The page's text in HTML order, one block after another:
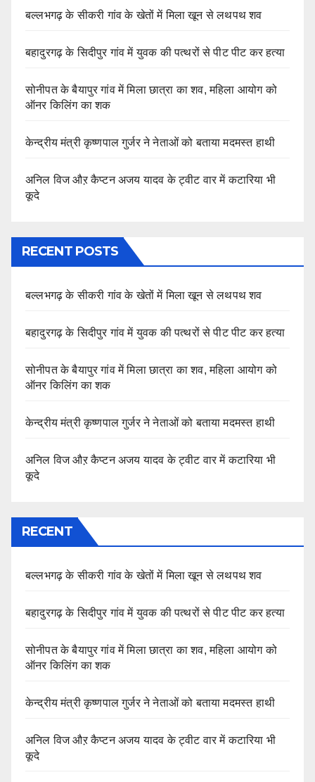
बल्लभगढ़ के सीकरी गांव के खेतों में मिला खून से लथपथ शव
बहादुरगढ़ के सिदीपुर गांव में युवक की पत्थरों से पीट पीट कर हत्या
सोनीपत के बैयापुर गांव में मिला छात्रा का शव, महिला आयोग को
ऑनर किलिंग का शक
केन्द्रीय मंत्री कृष्णपाल गुर्जर ने नेताओं को बताया मदमस्त हाथी
अनिल विज औऱ कैप्टन अजय यादव के ट्वीट वार में कटारिया भी
कूदे
RECENT POSTS
बल्लभगढ़ के सीकरी गांव के खेतों में मिला खून से लथपथ शव
बहादुरगढ़ के सिदीपुर गांव में युवक की पत्थरों से पीट पीट कर हत्या
सोनीपत के बैयापुर गांव में मिला छात्रा का शव, महिला आयोग को
ऑनर किलिंग का शक
केन्द्रीय मंत्री कृष्णपाल गुर्जर ने नेताओं को बताया मदमस्त हाथी
अनिल विज औऱ कैप्टन अजय यादव के ट्वीट वार में कटारिया भी
कूदे
RECENT
बल्लभगढ़ के सीकरी गांव के खेतों में मिला खून से लथपथ शव
बहादुरगढ़ के सिदीपुर गांव में युवक की पत्थरों से पीट पीट कर हत्या
सोनीपत के बैयापुर गांव में मिला छात्रा का शव, महिला आयोग को
ऑनर किलिंग का शक
केन्द्रीय मंत्री कृष्णपाल गुर्जर ने नेताओं को बताया मदमस्त हाथी
अनिल विज औऱ कैप्टन अजय यादव के ट्वीट वार में कटारिया भी
कूदे